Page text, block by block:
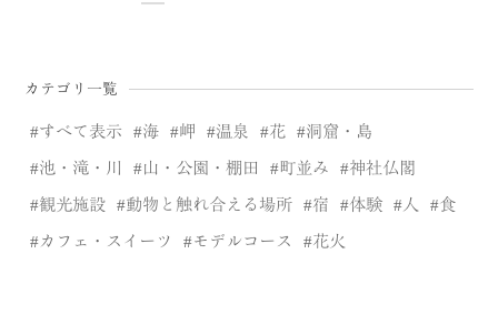
カテゴリ一覧
すべて表示 海 岬 温泉 花 洞窟・島
池・滝・川 山・公園・棚田 町並み 神社仏閣
観光施設 動物と触れ合える場所 宿 体験 人 食
カフェ・スイーツ モデルコース 花火